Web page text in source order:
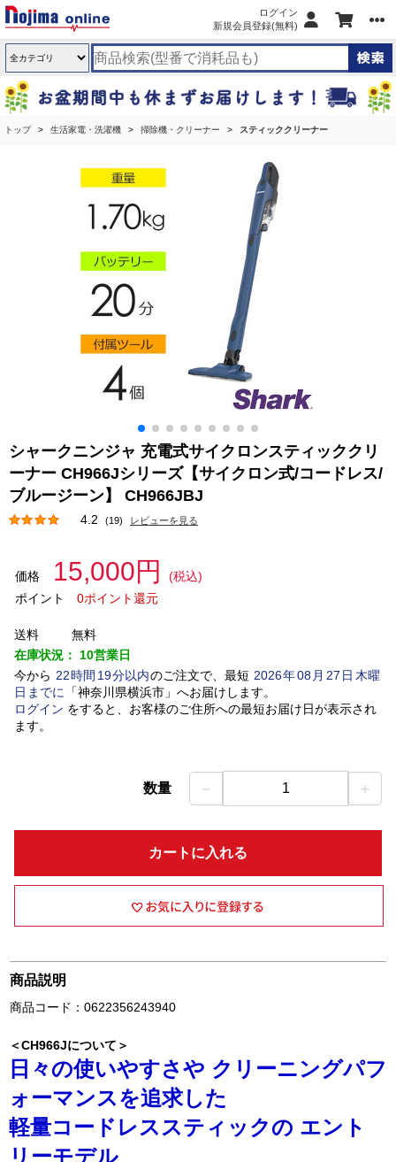
ログイン
新規会員登録(無料)
トップ 生活家電・洗濯機 掃除機・クリーナー スティッククリーナー
シャークニンジャ 充電式サイクロンスティッククリ
ーナー CH966Jシリーズ【サイクロン式/コードレス/
ブルージーン】 CH966JBJ
4.2 (19) レビューを見る
価格 15,000円
(税込)
ポイント
0ポイント還元
送料
無料
在庫状況： 10営業日
今から 22時間 19分以内のご注文で、最短 2026年08 月 27 日木曜
日 までに 「神奈川県横浜市」 へお届けします。
ログイン をすると、お客様のご住所への最短お届け日が表示され
ます。
数量 － 1 ＋
カートに入れる
商品説明
商品コード：0622356243940
＜CH966Jについて＞
日々の使いやすさや クリーニングパフ
ォーマンスを追求した
軽量コードレススティックの エント
リーモデル